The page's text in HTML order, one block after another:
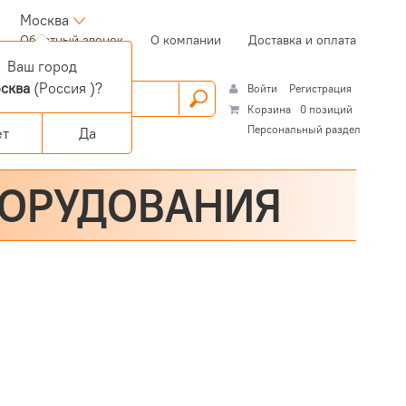
Москва
Обратный звонок(current)О компании Доставка и оплата
Войти
Регистрация
Корзина
0 позиций
Персональный раздел
Ваш город
(Россия )?
Да